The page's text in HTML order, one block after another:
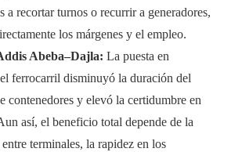
a recortar turnos o recurrir a generadores,
los márgenes y el empleo.
Abeba–Dajla: La puesta en
ferrocarril disminuyó la duración del
contenedores y elevó la certidumbre en
así, el beneficio total depende de la
terminales, la rapidez en los